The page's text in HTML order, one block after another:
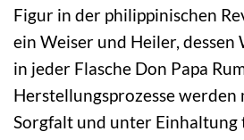
Figur in der philippinischen
ein Weiser und Heiler, dessen
in jeder Flasche Don Papa
Herstellungsprozesse
Sorgfalt und unter